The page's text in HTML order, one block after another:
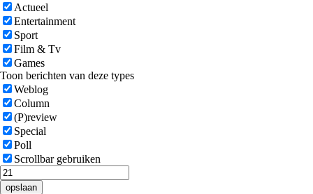
Actueel
Entertainment
Sport
Film & Tv
Games
Toon berichten van deze types
Weblog
Column
(P)review
Special
Poll
Scrollbar gebruiken
opslaan